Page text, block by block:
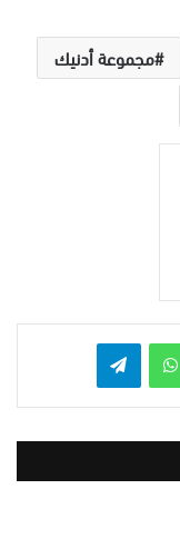
مجموعة أدنيك
واتساب